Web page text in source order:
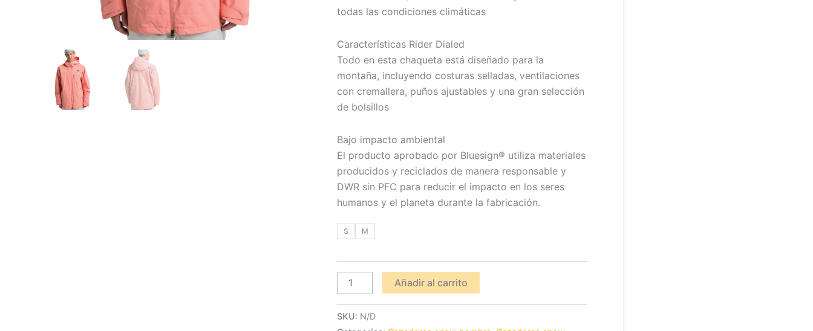
todas las condiciones climáticas
Características Rider Dialed
Todo en esta chaqueta está diseñado para la
montaña, incluyendo costuras selladas, ventilaciones
con cremallera, puños ajustables y una gran selección
de bolsillos
Bajo impacto ambiental
El producto aprobado por Bluesign® utiliza materiales
producidos y reciclados de manera responsable y
DWR sin PFC para reducir el impacto en los seres
humanos y el planeta durante la fabricación.
S M
Añadir al carrito
SKU: N/D